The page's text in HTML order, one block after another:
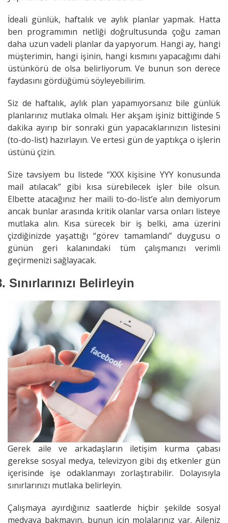
İdeali günlük, haftalık ve aylık planlar yapmak. Hatta
ben programımın netliği doğrultusunda çoğu zaman
daha uzun vadeli planlar da yapıyorum. Hangi ay, hangi
müşterimin, hangi işinin, hangi kısmını yapacağımı dahi
üstünkörü de olsa belirliyorum. Ve bunun son derece
faydasını gördüğümü söyleyebilirim.
Siz de haftalık, aylık plan yapamıyorsanız bile günlük
planlarınız mutlaka olmalı. Her akşam işiniz bittiğinde 5
dakika ayırıp bir sonraki gün yapacaklarınızın listesini
(to-do-list) hazırlayın. Ve ertesi gün de yaptıkça o işlerin
üstünü çizin.
Size tavsiyem bu listede “XXX kişisine YYY konusunda
mail atılacak” gibi kısa sürebilecek işler bile olsun.
Elbette atacağınız her maili to-do-list’e alın demiyorum
ancak bunlar arasında kritik olanlar varsa onları listeye
mutlaka alın. Kısa sürecek bir iş belki, ama üzerini
çizdiğinizde yaşattığı “görev tamamlandı” duygusu o
günün geri kalanındaki tüm çalışmanızı verimli
geçirmenizi sağlayacak.
Sınırlarınızı Belirleyin
Gerek aile ve arkadaşların iletişim kurma çabası
gerekse sosyal medya, televizyon gibi dış etkenler gün
içerisinde işe odaklanmayı zorlaştırabilir. Dolayısıyla
sınırlarınızı mutlaka belirleyin.
Çalışmaya ayırdığınız saatlerde hiçbir şekilde sosyal
medyaya bakmayın, bunun için molalarınız var. Aileniz